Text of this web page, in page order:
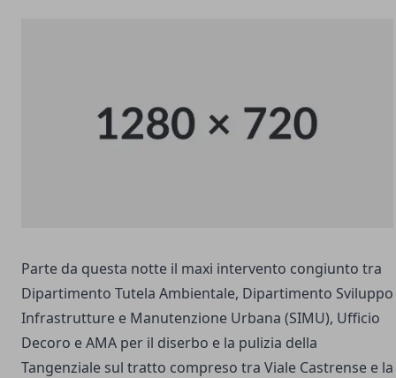
Parte da questa notte il maxi intervento congiunto tra
Dipartimento Tutela Ambientale, Dipartimento Sviluppo
Infrastrutture e Manutenzione Urbana (SIMU), Ufficio
Decoro e AMA per il diserbo e la pulizia della
Tangenziale sul tratto compreso tra Viale Castrense e la